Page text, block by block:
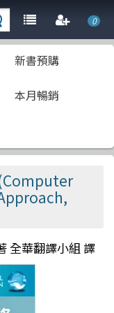
0
新書預購
本月暢銷
全華翻譯小組 譯